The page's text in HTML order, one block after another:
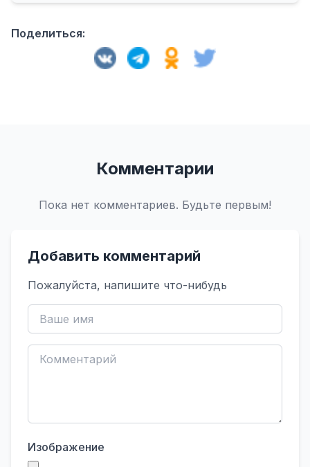
Поделиться:
Комментарии
Пока нет комментариев. Будьте первым!
Добавить комментарий
Пожалуйста, напишите что-нибудь
Изображение